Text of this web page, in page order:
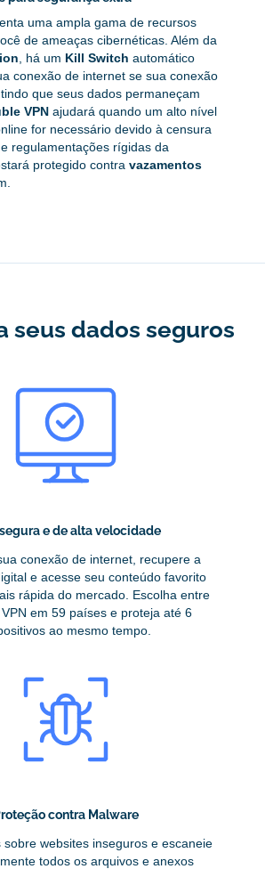
uma ampla gama de recursos
de ameaças cibernéticas. Além da
, há um Kill Switch automático
conexão de internet se sua conexão
que seus dados permaneçam
VPN ajudará quando um alto nível
for necessário devido à censura
regulamentações rígidas da
protegido contravazamentos
seus dados seguros
e de alta velocidade
conexão de internet, recupere a
e acesse seu conteúdo favorito
rápida do mercado. Escolha entre
em 59 países e proteja até 6
ao mesmo tempo.
contra Malware
sobre websites inseguros e escaneie
todos os arquivos e anexos